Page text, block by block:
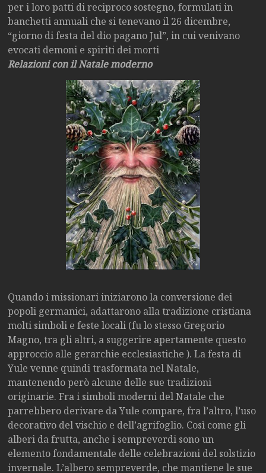
per i loro patti di reciproco sostegno, formulati in
banchetti annuali che si tenevano il 26 dicembre,
“giorno di festa del dio pagano Jul”, in cui venivano
evocati demoni e spiriti dei morti
Relazioni con il Natale moderno
Quando i missionari iniziarono la conversione dei
popoli germanici, adattarono alla tradizione cristiana
molti simboli e feste locali (fu lo stesso Gregorio
Magno, tra gli altri, a suggerire apertamente questo
approccio alle gerarchie ecclesiastiche ). La festa di
Yule venne quindi trasformata nel Natale,
mantenendo però alcune delle sue tradizioni
originarie. Fra i simboli moderni del Natale che
parrebbero derivare da Yule compare, fra l’altro, l’uso
decorativo del vischio e dell’agrifoglio. Così come gli
alberi da frutta, anche i sempreverdi sono un
elemento fondamentale delle celebrazioni del solstizio
invernale. L’albero sempreverde, che mantiene le sue